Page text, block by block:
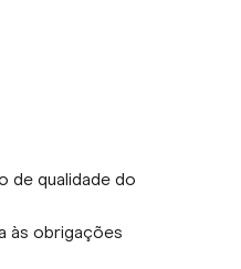
de qualidade do
às obrigações